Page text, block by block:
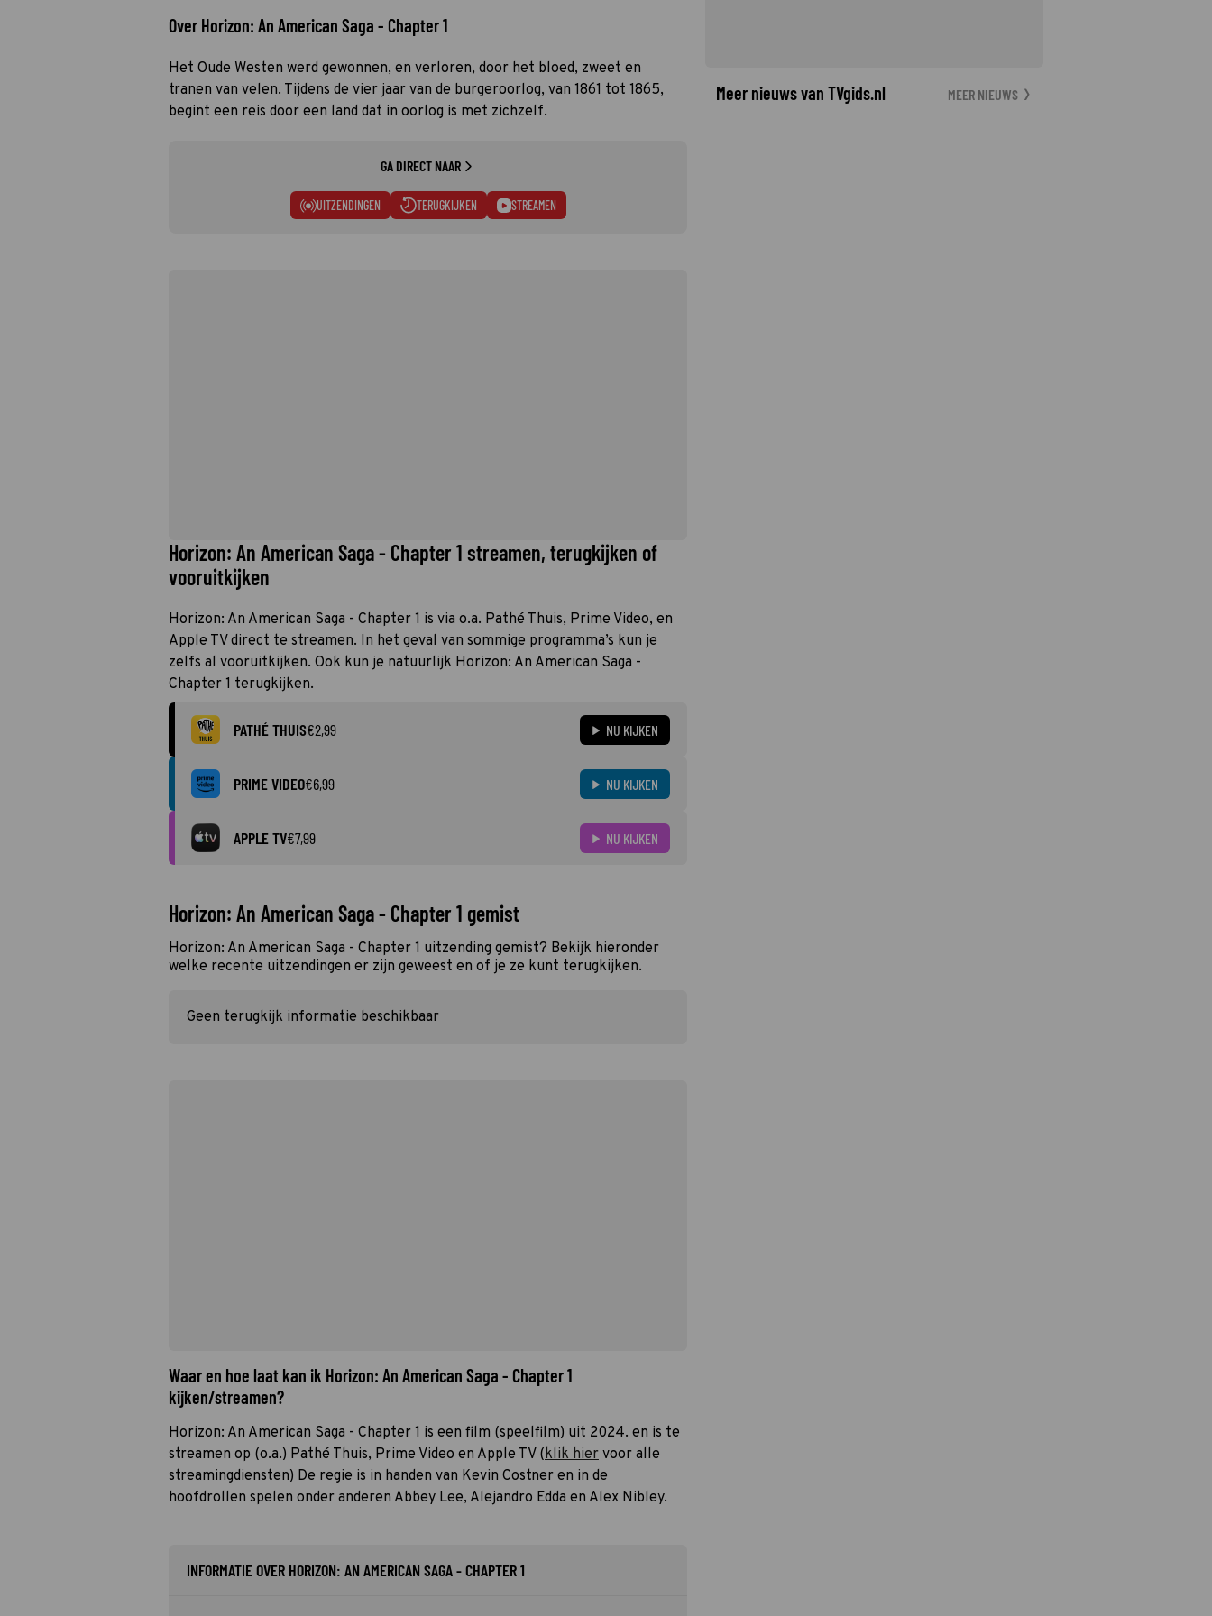
Over Horizon: An American Saga - Chapter 1
Het Oude Westen werd gewonnen, en verloren, door het bloed, zweet en
tranen van velen. Tijdens de vier jaar van de burgeroorlog, van 1861 tot 1865,
begint een reis door een land dat in oorlog is met zichzelf.
GA DIRECT NAAR
UITZENDINGEN TERUGKIJKEN STREAMEN
Horizon: An American Saga - Chapter 1 streamen, terugkijken of
vooruitkijken
Horizon: An American Saga - Chapter 1 is via o.a. Pathé Thuis, Prime Video, en
Apple TV direct te streamen. In het geval van sommige programma’s kun je
zelfs al vooruitkijken. Ook kun je natuurlijk Horizon: An American Saga -
Chapter 1 terugkijken.
PATHÉ THUIS€2,99 NU KIJKEN
PRIME VIDEO€6,99 NU KIJKEN
APPLE TV€7,99 NU KIJKEN
Horizon: An American Saga - Chapter 1 gemist
Horizon: An American Saga - Chapter 1 uitzending gemist? Bekijk hieronder
welke recente uitzendingen er zijn geweest en of je ze kunt terugkijken.
Geen terugkijk informatie beschikbaar
Waar en hoe laat kan ik Horizon: An American Saga - Chapter 1
kijken/streamen?
Horizon: An American Saga - Chapter 1 is een film (speelfilm) uit 2024. en is te
streamen op (o.a.) Pathé Thuis, Prime Video en Apple TV (klik hier voor alle
streamingdiensten) De regie is in handen van Kevin Costner en in de
hoofdrollen spelen onder anderen Abbey Lee, Alejandro Edda en Alex Nibley.
INFORMATIE OVER HORIZON: AN AMERICAN SAGA - CHAPTER 1
Meer nieuws van TVgids.nl MEER NIEUWS